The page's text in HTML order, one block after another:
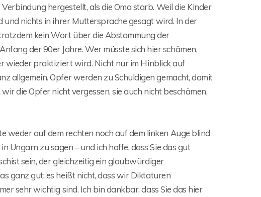
hergestellt, als die Oma starb. Weil die Kinder
und nichts in ihrer Muttersprache gesagt wird. In der
kein Wort über die Abstammung der
der 90er Jahre. Wer müsste sich hier schämen,
wieder praktiziert wird. Nicht nur im Hinblick auf
allgemein. Opfer werden zu Schuldigen gemacht, damit
die Opfer nicht vergessen, sie auch nicht beschämen,
weder auf dem rechten noch auf dem linken Auge blind
Ungarn zu sagen – und ich hoffe, dass Sie das gut
sein, der gleichzeitig ein glaubwürdiger
ganz gut; es heißt nicht, dass wir Diktaturen
sehr wichtig sind. Ich bin dankbar, dass Sie das hier